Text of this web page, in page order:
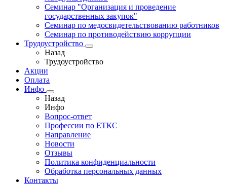
Семинар "Организация и проведение
государственных закупок"
Семинар по медосвидетельствованию работников
Семинар по противодействию коррупции
Трудоустройство
Назад
Трудоустройство
Акции
Оплата
Инфо
Назад
Инфо
Вопрос-ответ
Профессии по ЕТКС
Направление
Новости
Отзывы
Политика конфиденциальности
Обработка персональных данных
Контакты